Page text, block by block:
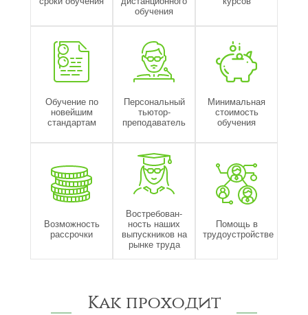
обучения
Обучение по
новейшим
стандартам
Персональный
тьютор-
преподаватель
Минимальная
стоимость
обучения
Возможность
рассрочки
Востребован-
ность наших
выпускников на
рынке труда
Помощь в
трудоустройстве
Как проходит